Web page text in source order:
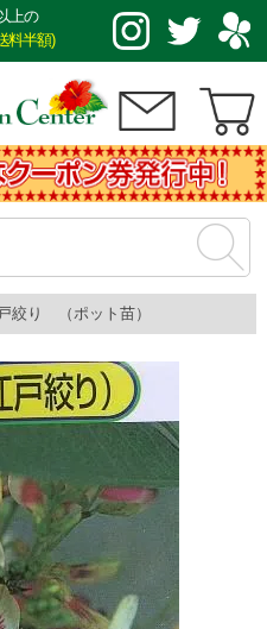
上の
料半額)
絞り （ポット苗）